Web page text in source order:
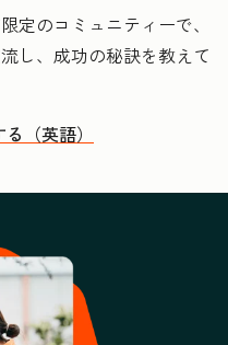
定のコミュニティーで、
し、成功の秘訣を教えて
（英語）